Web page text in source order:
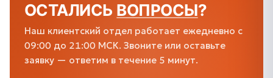
ОСТАЛИСЬ ВОПРОСЫ?
Наш клиентский отдел работает ежедневно с
09:00 до 21:00 МСК. Звоните или оставьте
заявку — ответим в течение 5 минут.